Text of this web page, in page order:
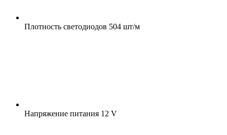
Плотность светодиодов 504 шт/м
Напряжение питания 12 V